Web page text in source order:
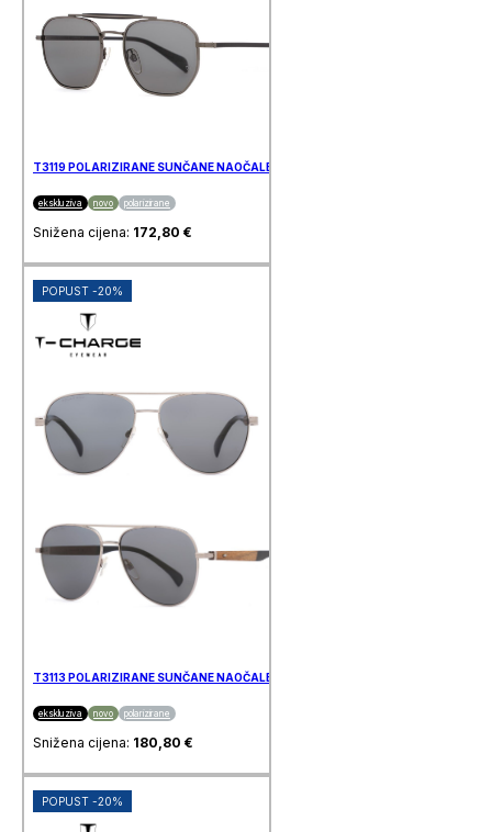
T3119 POLARIZIRANE SUNČANE NAOČALE T-CHARGE
ekskluziva novo polarizirane
Snižena cijena: 172,80 €
POPUST -20%
T3113 POLARIZIRANE SUNČANE NAOČALE T-CHARGE
ekskluziva novo polarizirane
Snižena cijena: 180,80 €
POPUST -20%